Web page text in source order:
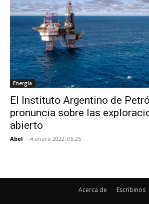
Energía
El Instituto Argentino de
pronuncia sobre las
abierto
Abel - 4 enero 2022, 05:25
Acerca de Escribinos